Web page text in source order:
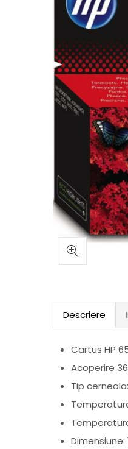
Descriere
Cartus HP
Acoperire
Tip
Dimensiune: